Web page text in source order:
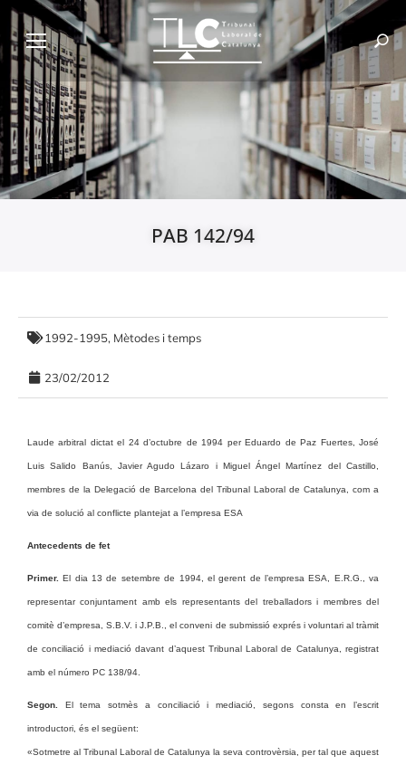
PAB 142/94
1992-1995, Mètodes i temps
23/02/2012
Laude arbitral dictat el 24 d’octubre de 1994 per Eduardo de Paz Fuertes, José
Luis Salido Banús, Javier Agudo Lázaro i Miguel Ángel Martínez del Castillo,
membres de la Delegació de Barcelona del Tribunal Laboral de Catalunya, com a
via de solució al conflicte plantejat a l’empresa ESA
Antecedents de fet
Primer. El dia 13 de setembre de 1994, el gerent de l’empresa ESA, E.R.G., va
representar conjuntament amb els representants del treballadors i membres del
comitè d’empresa, S.B.V. i J.P.B., el conveni de submissió exprés i voluntari al tràmit
de conciliació i mediació davant d’aquest Tribunal Laboral de Catalunya, registrat
amb el número PC 138/94.
Segon. El tema sotmès a conciliació i mediació, segons consta en l’escrit
introductori, és el següent:
«Sotmetre al Tribunal Laboral de Catalunya la seva controvèrsia, per tal que aquest